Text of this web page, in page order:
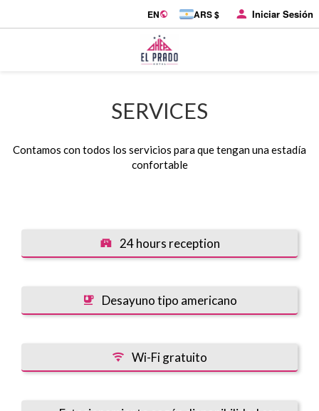
EN ARS $ Iniciar Sesión
SERVICES
Contamos con todos los servicios para que tengan una estadía
confortable
24 hours reception
Desayuno tipo americano
Wi-Fi gratuito